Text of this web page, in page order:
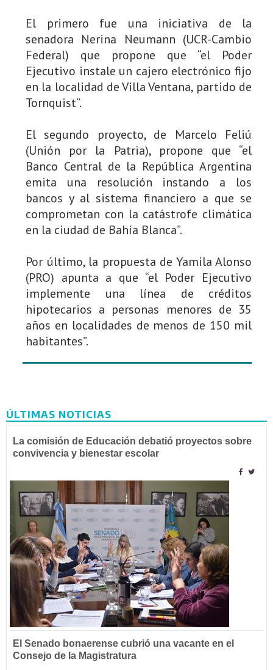
El primero fue una iniciativa de la
senadora Nerina Neumann (UCR-Cambio
Federal) que propone que “el Poder
Ejecutivo instale un cajero electrónico fijo
en la localidad de Villa Ventana, partido de
Tornquist”.
El segundo proyecto, de Marcelo Feliú
(Unión por la Patria), propone que “el
Banco Central de la República Argentina
emita una resolución instando a los
bancos y al sistema financiero a que se
comprometan con la catástrofe climática
en la ciudad de Bahía Blanca”.
Por último, la propuesta de Yamila Alonso
(PRO) apunta a que “el Poder Ejecutivo
implemente una línea de créditos
hipotecarios a personas menores de 35
años en localidades de menos de 150 mil
habitantes”.
ÚLTIMAS NOTICIAS
La comisión de Educación debatió proyectos sobre
convivencia y bienestar escolar
El Senado bonaerense cubrió una vacante en el
Consejo de la Magistratura